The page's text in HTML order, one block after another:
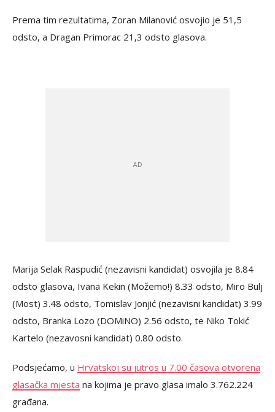
Prema tim rezultatima, Zoran Milanović osvojio je 51,5
odsto, a Dragan Primorac 21,3 odsto glasova.
Marija Selak Raspudić (nezavisni kandidat) osvojila je 8.84
odsto glasova, Ivana Kekin (Možemo!) 8.33 odsto, Miro Bulj
(Most) 3.48 odsto, Tomislav Jonjić (nezavisni kandidat) 3.99
odsto, Branka Lozo (DOMiNO) 2.56 odsto, te Niko Tokić
Kartelo (nezavosni kandidat) 0.80 odsto.
Podsjećamo, u Hrvatskoj su jutros u 7.00 časova otvorena
glasačka mjesta na kojima je pravo glasa imalo 3.762.224
građana.